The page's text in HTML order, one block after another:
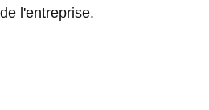
l'entreprise.